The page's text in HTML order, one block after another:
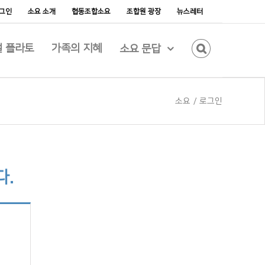
인 소요 소개 협동조합소요 조합원 광장 뉴스레터
플라토 가족의 지혜 소요 문답
소요 / 로그인
.